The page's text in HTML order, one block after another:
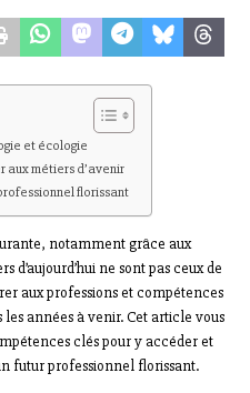
et écologie
aux métiers d’avenir
florissant
notamment grâce aux
d’aujourd’hui ne sont pas ceux de
aux professions et compétences
années à venir. Cet article vous
clés pour y accéder et
futur professionnel florissant.